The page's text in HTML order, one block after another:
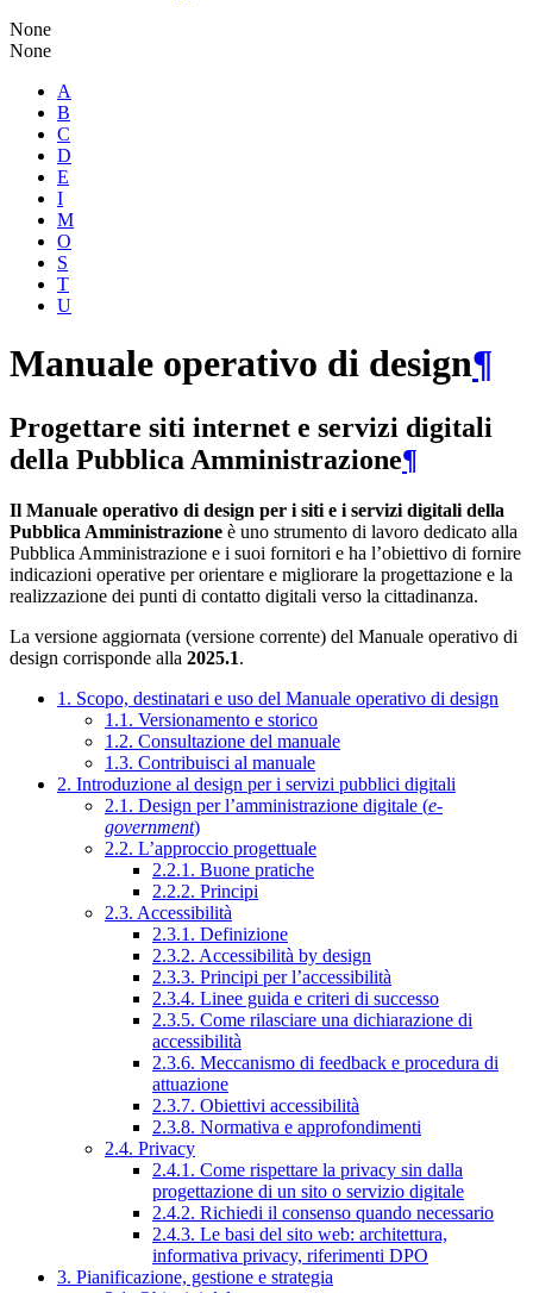
None
None
A
B
C
D
E
I
M
O
S
T
U
Manuale operativo di design¶
Progettare siti internet e servizi digitali
della Pubblica Amministrazione¶
Il Manuale operativo di design per i siti e i servizi digitali della
Pubblica Amministrazione è uno strumento di lavoro dedicato alla
Pubblica Amministrazione e i suoi fornitori e ha l’obiettivo di fornire
indicazioni operative per orientare e migliorare la progettazione e la
realizzazione dei punti di contatto digitali verso la cittadinanza.
La versione aggiornata (versione corrente) del Manuale operativo di
design corrisponde alla 2025.1.
1. Scopo, destinatari e uso del Manuale operativo di design
1.1. Versionamento e storico
1.2. Consultazione del manuale
1.3. Contribuisci al manuale
2. Introduzione al design per i servizi pubblici digitali
2.1. Design per l’amministrazione digitale (e-
government)
2.2. L’approccio progettuale
2.2.1. Buone pratiche
2.2.2. Principi
2.3. Accessibilità
2.3.1. Definizione
2.3.2. Accessibilità by design
2.3.3. Principi per l’accessibilità
2.3.4. Linee guida e criteri di successo
2.3.5. Come rilasciare una dichiarazione di
accessibilità
2.3.6. Meccanismo di feedback e procedura di
attuazione
2.3.7. Obiettivi accessibilità
2.3.8. Normativa e approfondimenti
2.4. Privacy
2.4.1. Come rispettare la privacy sin dalla
progettazione di un sito o servizio digitale
2.4.2. Richiedi il consenso quando necessario
2.4.3. Le basi del sito web: architettura,
informativa privacy, riferimenti DPO
3. Pianificazione, gestione e strategia